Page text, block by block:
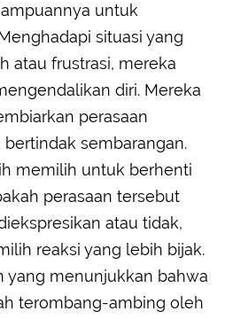
untuk
situasi yang
atau frustrasi, mereka
diri. Mereka
perasaan
sembarangan.
memilih untuk berhenti
perasaan tersebut
atau tidak,
reaksi yang lebih bijak.
yang menunjukkan bahwa
terombang-ambing oleh